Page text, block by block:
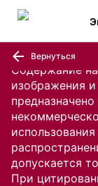
Содержание
изображения
допускается
При
Вернуться